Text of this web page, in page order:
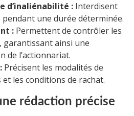
d’inaliénabilité : Interdisent
pendant une durée déterminée.
: Permettent de contrôler les
garantissant ainsi une
de l’actionnariat.
Précisent les modalités de
les conditions de rachat.
rédaction précise